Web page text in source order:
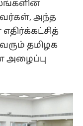
அந்த
தமிழக
அழைப்பு